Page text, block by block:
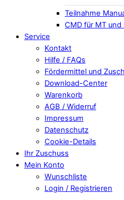
Teilnahme
CMD für MT und
Service
Kontakt
Hilfe / FAQs
Fördermittel und
Download-Center
Warenkorb
AGB / Widerruf
Impressum
Datenschutz
Cookie-Details
Ihr Zuschuss
Mein Konto
Wunschliste
Login / Registrieren